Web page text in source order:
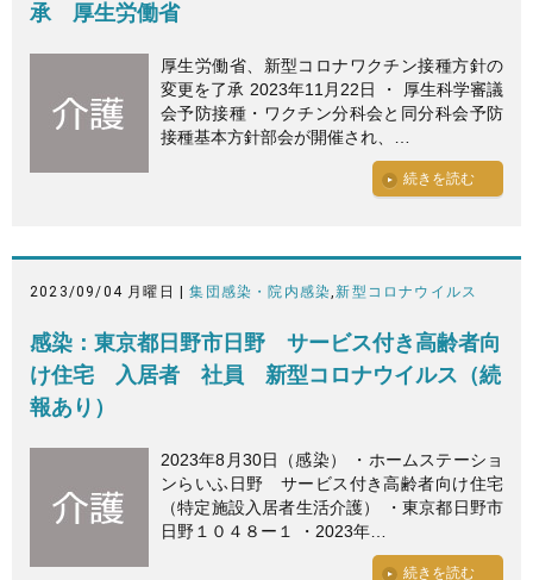
承 厚生労働省
厚生労働省、新型コロナワクチン接種方針の
変更を了承 2023年11月22日 ・ 厚生科学審議
会予防接種・ワクチン分科会と同分科会予防
接種基本方針部会が開催され、…
続きを読む
2023/09/04 月曜日 |集団感染・院内感染,新型コロナウイルス
感染：東京都日野市日野 サービス付き高齢者向
け住宅 入居者 社員 新型コロナウイルス（続
報あり）
2023年8月30日（感染） ・ホームステーショ
ンらいふ日野 サービス付き高齢者向け住宅
（特定施設入居者生活介護） ・東京都日野市
日野１０４８ー１ ・2023年…
続きを読む